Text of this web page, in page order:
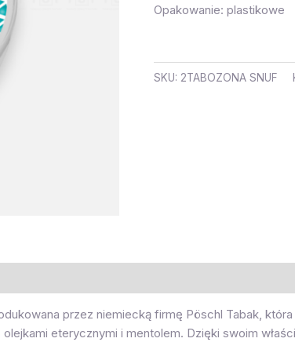
Opakowanie: plastikowe
SKU: 2TABOZONA SNUF
przez niemiecką firmę Pöschl Tabak,
eterycznymi i mentolem. Dzięki swoim